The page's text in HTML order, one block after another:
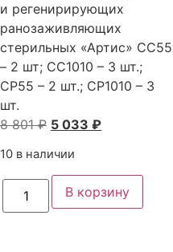
и регенирирующих
ранозаживляющих
стерильных «Артис» CC55
– 2 шт; CC1010 – 3 шт.;
CP55 – 2 шт.; CP1010 – 3
шт.
8 801₽ Первоначальная
составляла
8
801 ₽.
5 033 ₽Текущая
10 в наличии
Количество
товара
#1
В корзину